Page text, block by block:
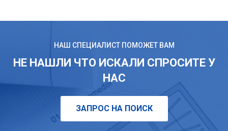
НАШ СПЕЦИАЛИСТ ПОМОЖЕТ ВАМ
НЕ НАШЛИ ЧТО ИСКАЛИ СПРОСИТЕ У
НАС
ЗАПРОС НА ПОИСК